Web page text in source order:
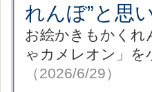
れんぼ”と思
お絵かきもかくれ
ゃカメレオン」
（2026/6/29）